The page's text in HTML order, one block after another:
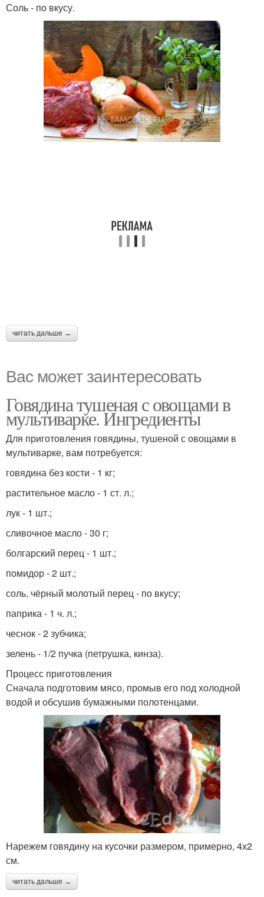
Соль - по вкусу.
читать дальше →
Вас может заинтересовать
Говядина тушеная с овощами в
мультиварке. Ингредиенты
Для приготовления говядины, тушеной с овощами в
мультиварке, вам потребуется:
говядина без кости - 1 кг;
растительное масло - 1 ст. л.;
лук - 1 шт.;
сливочное масло - 30 г;
болгарский перец - 1 шт.;
помидор - 2 шт.;
соль, чёрный молотый перец - по вкусу;
паприка - 1 ч. л.;
чеснок - 2 зубчика;
зелень - 1/2 пучка (петрушка, кинза).
Процесс приготовления
Сначала подготовим мясо, промыв его под холодной
водой и обсушив бумажными полотенцами.
Нарежем говядину на кусочки размером, примерно, 4х2
см.
читать дальше →